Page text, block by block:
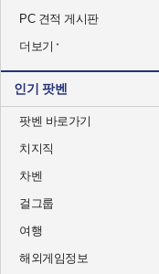
PC 견적 게시판
더보기
인기 팟벤
팟벤 바로가기
치지직
차벤
걸그룹
여행
해외게임정보